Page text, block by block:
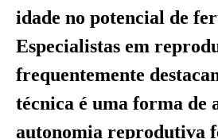
idade no potencial de
Especialistas em
frequentemente
técnica é uma forma de
autonomia reprodutiva